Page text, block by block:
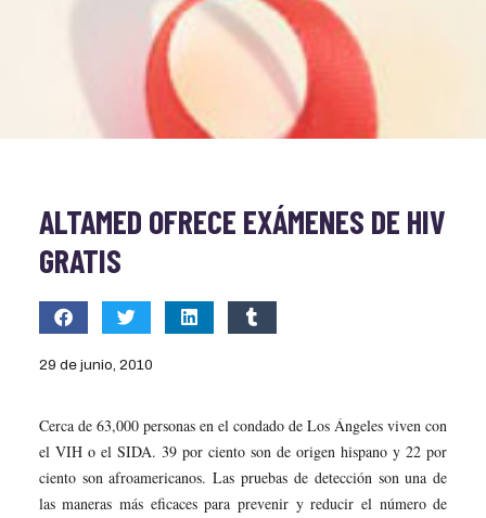
ALTAMED OFRECE EXÁMENES DE HIV
GRATIS
29 de junio, 2010
Cerca de 63,000 personas en el condado de Los Ángeles viven con
el VIH o el SIDA. 39 por ciento son de origen hispano y 22 por
ciento son afroamericanos. Las pruebas de detección son una de
las maneras más eficaces para prevenir y reducir el número de